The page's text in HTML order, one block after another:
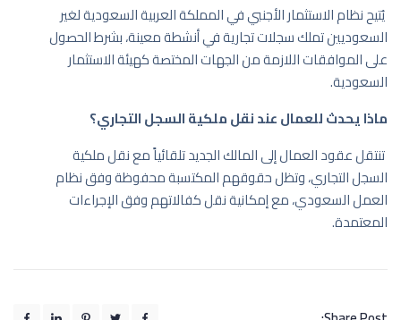
يُتيح نظام الاستثمار الأجنبي في المملكة العربية السعودية لغير
السعوديين تملك سجلات تجارية في أنشطة معينة، بشرط الحصول
على الموافقات اللازمة من الجهات المختصة كهيئة الاستثمار
السعودية.
ماذا يحدث للعمال عند نقل ملكية السجل التجاري؟
تنتقل عقود العمال إلى المالك الجديد تلقائياً مع نقل ملكية
السجل التجاري، وتظل حقوقهم المكتسبة محفوظة وفق نظام
العمل السعودي، مع إمكانية نقل كفالاتهم وفق الإجراءات
المعتمدة.